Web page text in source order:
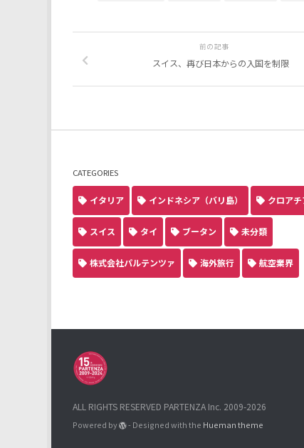
前の記事
スイス、再び日本からの入国を制限
CATEGORIES
イタリア インドネシア（バリ島） クロアチ
スイス タイ ブータン 未分類
株式会社パルテンツァ 海外旅行 航空業界
ALL RIGHTS RESERVED PARTENZA Inc. 2009-2026
Powered by - Designed with the Hueman theme